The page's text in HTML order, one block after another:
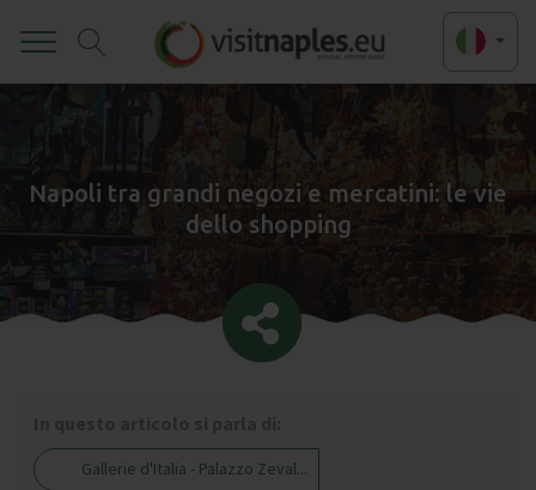
Napoli tra grandi negozi e mercatini: le vie
dello shopping
Gallerie d'Italia - Palazzo Zeval...